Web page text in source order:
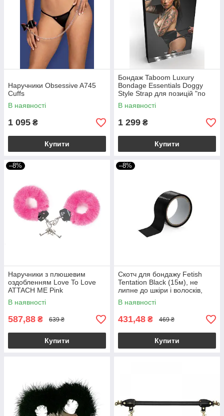
Наручники Obsessive A745
Cuffs
В наявності
1 095 ₴
Купити
Бондаж Taboom Luxury
Bondage Essentials Doggy
Style Strap для позицій "по
собачому" чорний
В наявності
1 299 ₴
Купити
–8%
Наручники з плюшевим
оздобленням Love To Love
ATTACH ME Pink
В наявності
587,88 ₴ 639 ₴
Купити
–8%
Скотч для бондажу Fetish
Tentation Black (15м), не
липне до шкіри і волосків,
тільки сам до себе
В наявності
431,48 ₴ 469 ₴
Купити